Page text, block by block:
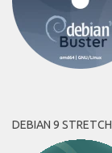
DEBIAN 9 STRETCH